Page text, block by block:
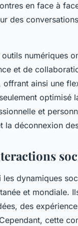
en face à
des
numériques
et de
ainsi une
optimisé
et
la déconnexion
dynamiques
et mondiale.
des
cette